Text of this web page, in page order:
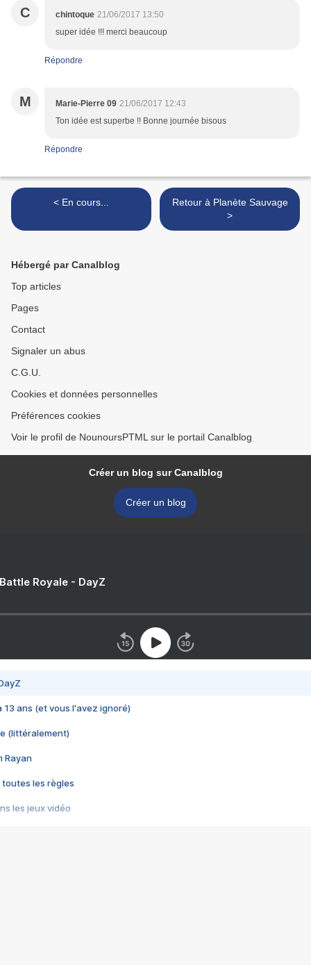
C chintoque 21/06/2017 13:50
super idée !!! merci beaucoup
Répondre
M Marie-Pierre 09 21/06/2017 12:43
Ton idée est superbe !! Bonne journée bisous
Répondre
< En cours...
Retour à Planète Sauvage
>
Hébergé par Canalblog
Top articles
Pages
Contact
Signaler un abus
C.G.U.
Cookies et données personnelles
Préférences cookies
Voir le profil de NounoursPTML sur le portail Canalblog
Créer un blog sur Canalblog
Créer un blog
Royale - DayZ
13 ans (et vous l'avez ignoré)
(littéralement)
Rayan
toutes les règles
les jeux vidéo